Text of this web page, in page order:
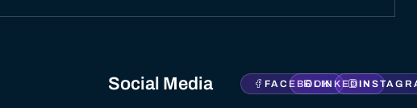
Social Media FACEBOOKLINKEDIN